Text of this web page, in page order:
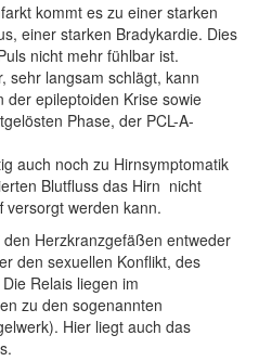
kommt es zu einer starken
einer starken Bradykardie. Dies
nicht mehr fühlbar ist.
sehr langsam schlägt, kann
der epileptoiden Krise sowie
Phase, der PCL-A-
auch noch zu Hirnsymptomatik
Blutfluss das Hirn nicht
versorgt werden kann.
Herzkranzgefäßen entweder
den sexuellen Konflikt, des
Relais liegen im
zu den sogenannten
Hier liegt auch das